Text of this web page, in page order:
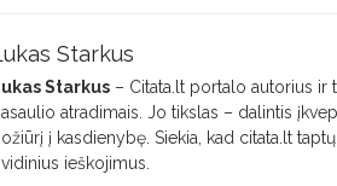
Starkus
Starkus – Citata.lt portalo autorius
atradimais. Jo tikslas – dalintis
į kasdienybę. Siekia, kad citata.lt
ieškojimus.